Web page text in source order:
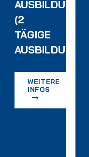
AUSBILDUNG
(2
TÄGIGE
AUSBILDUNG)
WEITERE
INFOS